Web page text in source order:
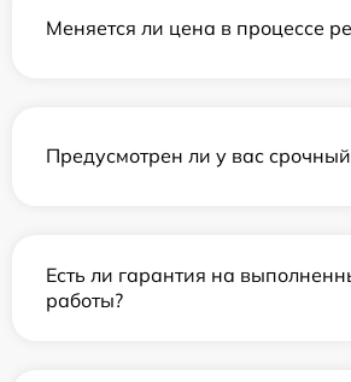
Меняется ли цена в процессе
Предусмотрен ли у вас
Есть ли гарантия на
работы?